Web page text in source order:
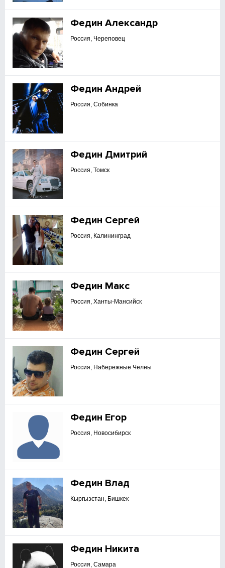
Федин Александр
Россия, Череповец
Федин Андрей
Россия, Собинка
Федин Дмитрий
Россия, Томск
Федин Сергей
Россия, Калининград
Федин Макс
Россия, Ханты-Мансийск
Федин Сергей
Россия, Набережные Челны
Федин Егор
Россия, Новосибирск
Федин Влад
Кыргызстан, Бишкек
Федин Никита
Россия, Самара